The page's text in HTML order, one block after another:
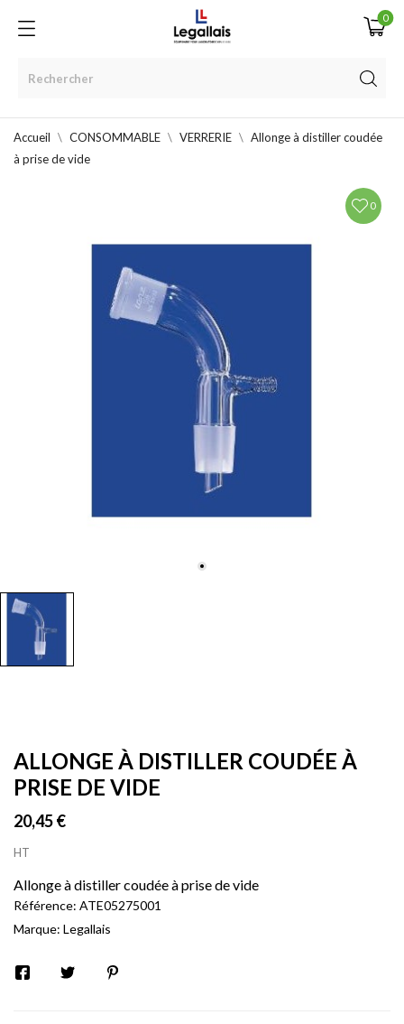
0
Accueil CONSOMMABLE VERRERIE
Allonge à distiller coudée
à prise de vide
0
ALLONGE À DISTILLER COUDÉE À
PRISE DE VIDE
20,45 €
HT
Allonge à distiller coudée à prise de vide
Référence: ATE05275001
Marque: Legallais